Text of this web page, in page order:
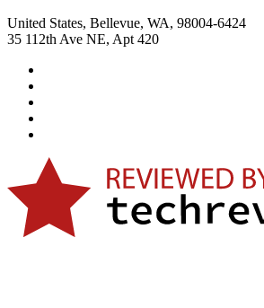
United States, Bellevue, WA, 98004-6424
35 112th Ave NE, Apt 420